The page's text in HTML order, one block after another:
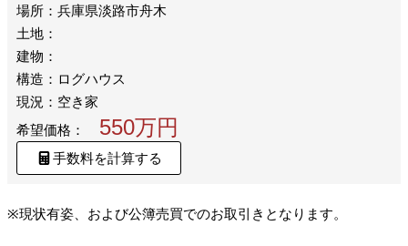
場所：兵庫県淡路市舟木
土地：
建物：
構造：ログハウス
現況：空き家
希望価格：
550万円
手数料を計算する
※現状有姿、および公簿売買でのお取引きとなります。